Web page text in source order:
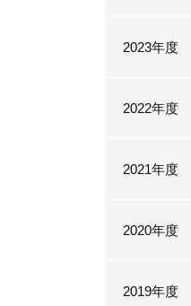
2023年度
2022年度
2021年度
2020年度
2019年度